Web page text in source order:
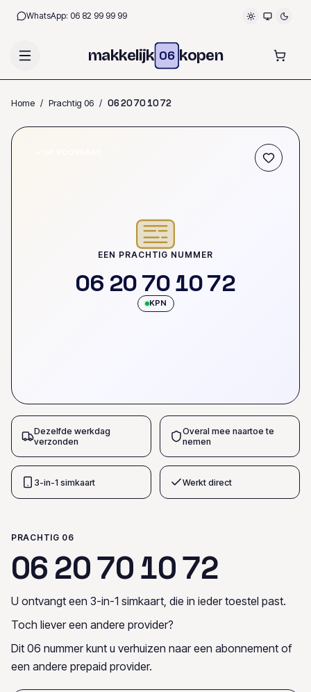
WhatsApp: 06 82 99 99 99
makkelijk 06 kopen
Home / Prachtig 06 / 0620701072
EEN PRACHTIG NUMMER
06 20701072
KPN
Dezelfde werkdag
verzonden
Overal mee naartoe te
nemen
3-in-1 simkaart Werkt direct
PRACHTIG 06
06 20701072
U ontvangt een 3-in-1 simkaart, die in ieder toestel past.
Toch liever een andere provider?
Dit 06 nummer kunt u verhuizen naar een abonnement of
een andere prepaid provider.